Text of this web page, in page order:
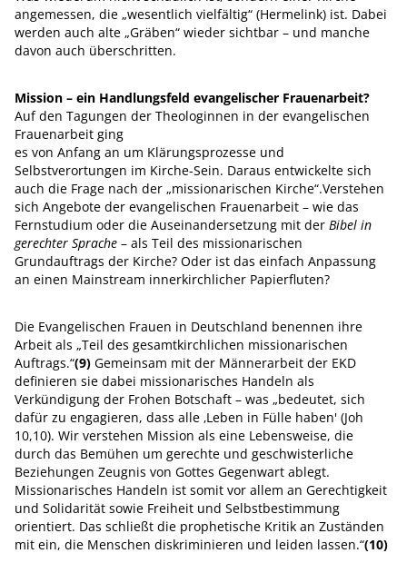
angemessen, die „wesentlich vielfältig“ (Hermelink) ist. Dabei
werden auch alte „Gräben“ wieder sichtbar – und manche
davon auch überschritten.
Mission – ein Handlungsfeld evangelischer Frauenarbeit?
Auf den Tagungen der Theologinnen in der evangelischen
Frauenarbeit ging
es von Anfang an um Klärungsprozesse und
Selbstverortungen im Kirche-Sein. Daraus entwickelte sich
auch die Frage nach der „missionarischen Kirche“.Verstehen
sich Angebote der evangelischen Frauenarbeit – wie das
Fernstudium oder die Auseinandersetzung mit der Bibel in
gerechter Sprache – als Teil des missionarischen
Grundauftrags der Kirche? Oder ist das einfach Anpassung
an einen Mainstream innerkirchlicher Papierfluten?
Die Evangelischen Frauen in Deutschland benennen ihre
Arbeit als „Teil des gesamtkirchlichen missionarischen
Auftrags.“(9) Gemeinsam mit der Männerarbeit der EKD
definieren sie dabei missionarisches Handeln als
Verkündigung der Frohen Botschaft – was „bedeutet, sich
dafür zu engagieren, dass alle ‚Leben in Fülle haben' (Joh
10,10). Wir verstehen Mission als eine Lebensweise, die
durch das Bemühen um gerechte und geschwisterliche
Beziehungen Zeugnis von Gottes Gegenwart ablegt.
Missionarisches Handeln ist somit vor allem an Gerechtigkeit
und Solidarität sowie Freiheit und Selbstbestimmung
orientiert. Das schließt die prophetische Kritik an Zuständen
mit ein, die Menschen diskriminieren und leiden lassen.“(10)